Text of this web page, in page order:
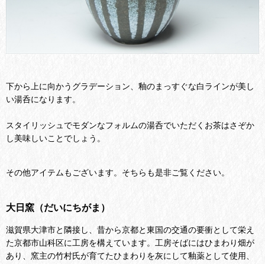
下から上に向かうグラデーション、釉のまっすぐな白ラインが美し
い湯呑になります。
スタイリッシュでモダンなフォルムの湯呑でいただくお茶はさぞか
し美味しいことでしょう。
その他アイテムもございます。そちらも是非ご覧ください。
大日窯（だいにちがま）
滋賀県大津市と隣接し、昔から京都と東国の交通の要衝として栄え
た京都市山科区に工房を構えています。工房そばにはひまわり畑が
あり、窯主の竹村氏が育てたひまわりを灰にして釉薬として使用、